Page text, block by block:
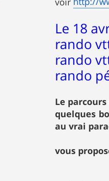
Le 18
rando
rando
rando
Le
quelques
au vrai
vous